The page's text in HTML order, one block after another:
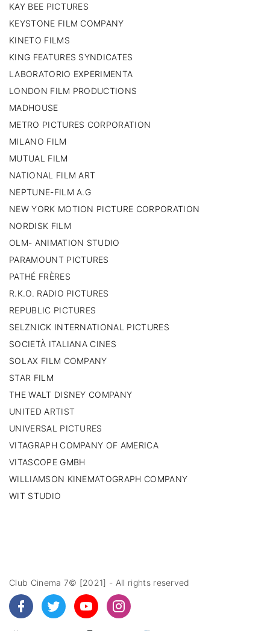
KAY BEE PICTURES
KEYSTONE FILM COMPANY
KINETO FILMS
KING FEATURES SYNDICATES
LABORATORIO EXPERIMENTA
LONDON FILM PRODUCTIONS
MADHOUSE
METRO PICTURES CORPORATION
MILANO FILM
MUTUAL FILM
NATIONAL FILM ART
NEPTUNE-FILM A.G
NEW YORK MOTION PICTURE CORPORATION
NORDISK FILM
OLM- ANIMATION STUDIO
PARAMOUNT PICTURES
PATHÉ FRÈRES
R.K.O. RADIO PICTURES
REPUBLIC PICTURES
SELZNICK INTERNATIONAL PICTURES
SOCIETÀ ITALIANA CINES
SOLAX FILM COMPANY
STAR FILM
THE WALT DISNEY COMPANY
UNITED ARTIST
UNIVERSAL PICTURES
VITAGRAPH COMPANY OF AMERICA
VITASCOPE GMBH
WILLIAMSON KINEMATOGRAPH COMPANY
WIT STUDIO
Club Cinema 7© [2021] - All rights reserved